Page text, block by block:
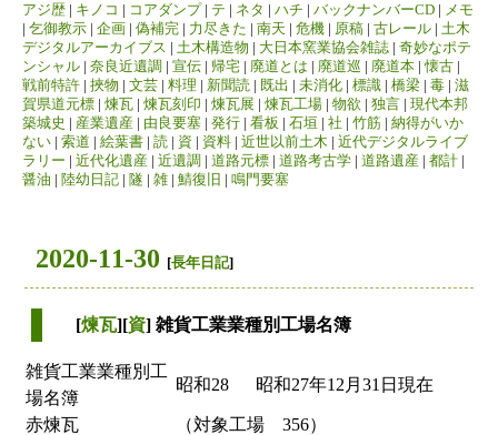
アジ歴 | キノコ | コアダンプ| テ | ネタ | ハチ | バックナンバーCD | メモ
| 乞御教示 | 企画 | 偽補完 | 力尽きた | 南天 | 危機 | 原稿 | 古レール | 土木
デジタルアーカイブス | 土木構造物 | 大日本窯業協会雑誌 | 奇妙なポテ
ンシャル | 奈良近遺調 | 宣伝 | 帰宅 | 廃道とは | 廃道巡 | 廃道本 |懐古 |
戦前特許 | 挾物 | 文芸 | 料理 | 新聞読 | 既出 | 未消化 | 標識 | 橋梁 | 毒 | 滋
賀県道元標 | 煉瓦 | 煉瓦刻印 | 煉瓦展 | 煉瓦工場 | 物欲 | 独言 | 現代本邦
築城史 | 産業遺産 | 由良要塞 | 発行 | 看板 | 石垣 | 社 | 竹筋 | 納得がいか
ない | 索道 | 絵葉書 | 読 | 資 | 資料 | 近世以前土木 | 近代デジタルライブ
ラリー | 近代化遺産 | 近遺調 | 道路元標 | 道路考古学 | 道路遺産 | 都計 |
醤油 | 陸幼日記 | 隧 | 雑 | 鯖復旧 | 鳴門要塞
2020-11-30 [長年日記]
[煉瓦][資] 雑貨工業業種別工場名簿
雑貨工業業種別工
場名簿
昭和28 昭和27年12月31日現在
赤煉瓦 （対象工場 356）